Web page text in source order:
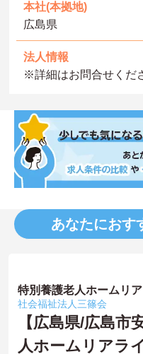
本社(本拠地)
広島県
法人情報
※詳細はお問合せくだ
あなたにおす
特別養護老人ホームリ
社会福祉法人三篠会
【広島県/広島市
人ホームリアラ